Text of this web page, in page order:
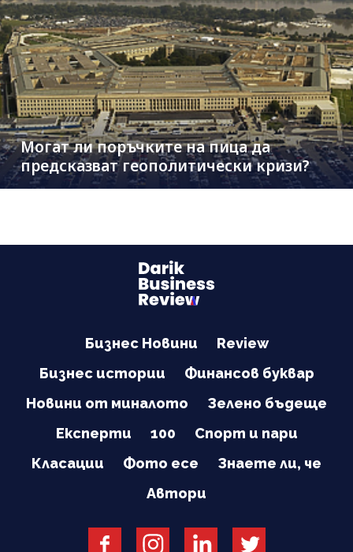
Могат ли поръчките на пица да
предсказват геополитически кризи?
Бизнес Новини
Review
Бизнес истории
Финансов буквар
Новини от миналото
Зелено бъдеще
Експерти
100
Спорт и пари
Класации
Фото есе
Знаете ли, че
Автори